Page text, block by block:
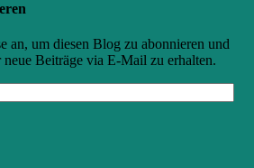
an, um diesen Blog zu abonnieren und
Beiträge via E-Mail zu erhalten.